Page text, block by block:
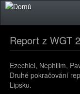
Přejít k hlavnímu obsahu
Report z WGT
Ezechiel, Nephilim,
Druhé pokračování
Lipsku.